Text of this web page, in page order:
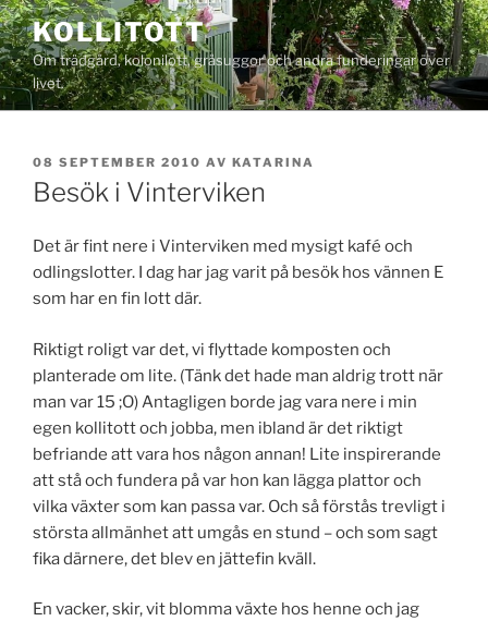
Hoppa
till
innehåll
KOLLITOTT
Om trädgård, kolonilott, gråsuggor och andra funderingar över
livet.
PUBLICERAT
08 SEPTEMBER 2010 AV KATARINA
Besök i Vinterviken
Det är fint nere i Vinterviken med mysigt kafé och
odlingslotter. I dag har jag varit på besök hos vännen E
som har en fin lott där.
Riktigt roligt var det, vi flyttade komposten och
planterade om lite. (Tänk det hade man aldrig trott när
man var 15 ;O) Antagligen borde jag vara nere i min
egen kollitott och jobba, men ibland är det riktigt
befriande att vara hos någon annan! Lite inspirerande
att stå och fundera på var hon kan lägga plattor och
vilka växter som kan passa var. Och så förstås trevligt i
största allmänhet att umgås en stund – och som sagt
fika därnere, det blev en jättefin kväll.
En vacker, skir, vit blomma växte hos henne och jag